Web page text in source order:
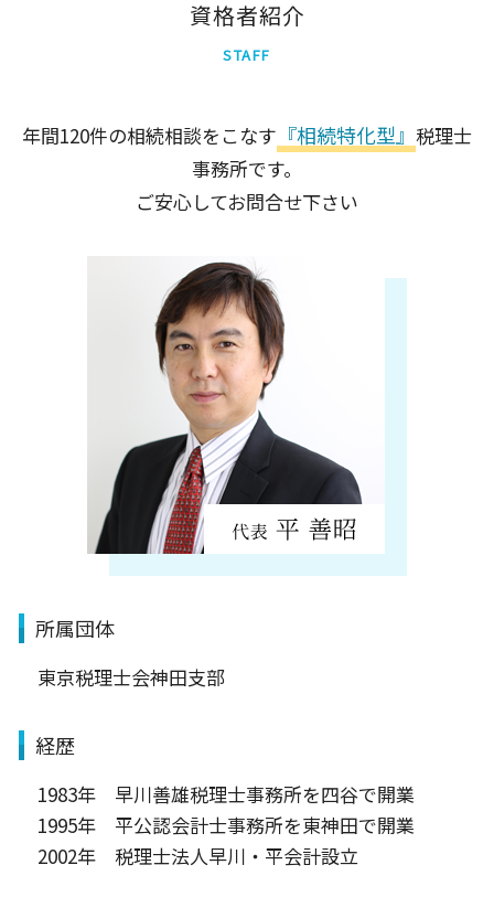
世田谷区
墨田区
資格者紹介
STAFF
年間120件の相続相談をこなす 『相続特化型』 税理士
事務所です。
ご安心してお問合せ下さい
所属団体
東京税理士会神田支部
経歴
1983年 早川善雄税理士事務所を四谷で開業
1995年 平公認会計士事務所を東神田で開業
2002年 税理士法人早川・平会計設立